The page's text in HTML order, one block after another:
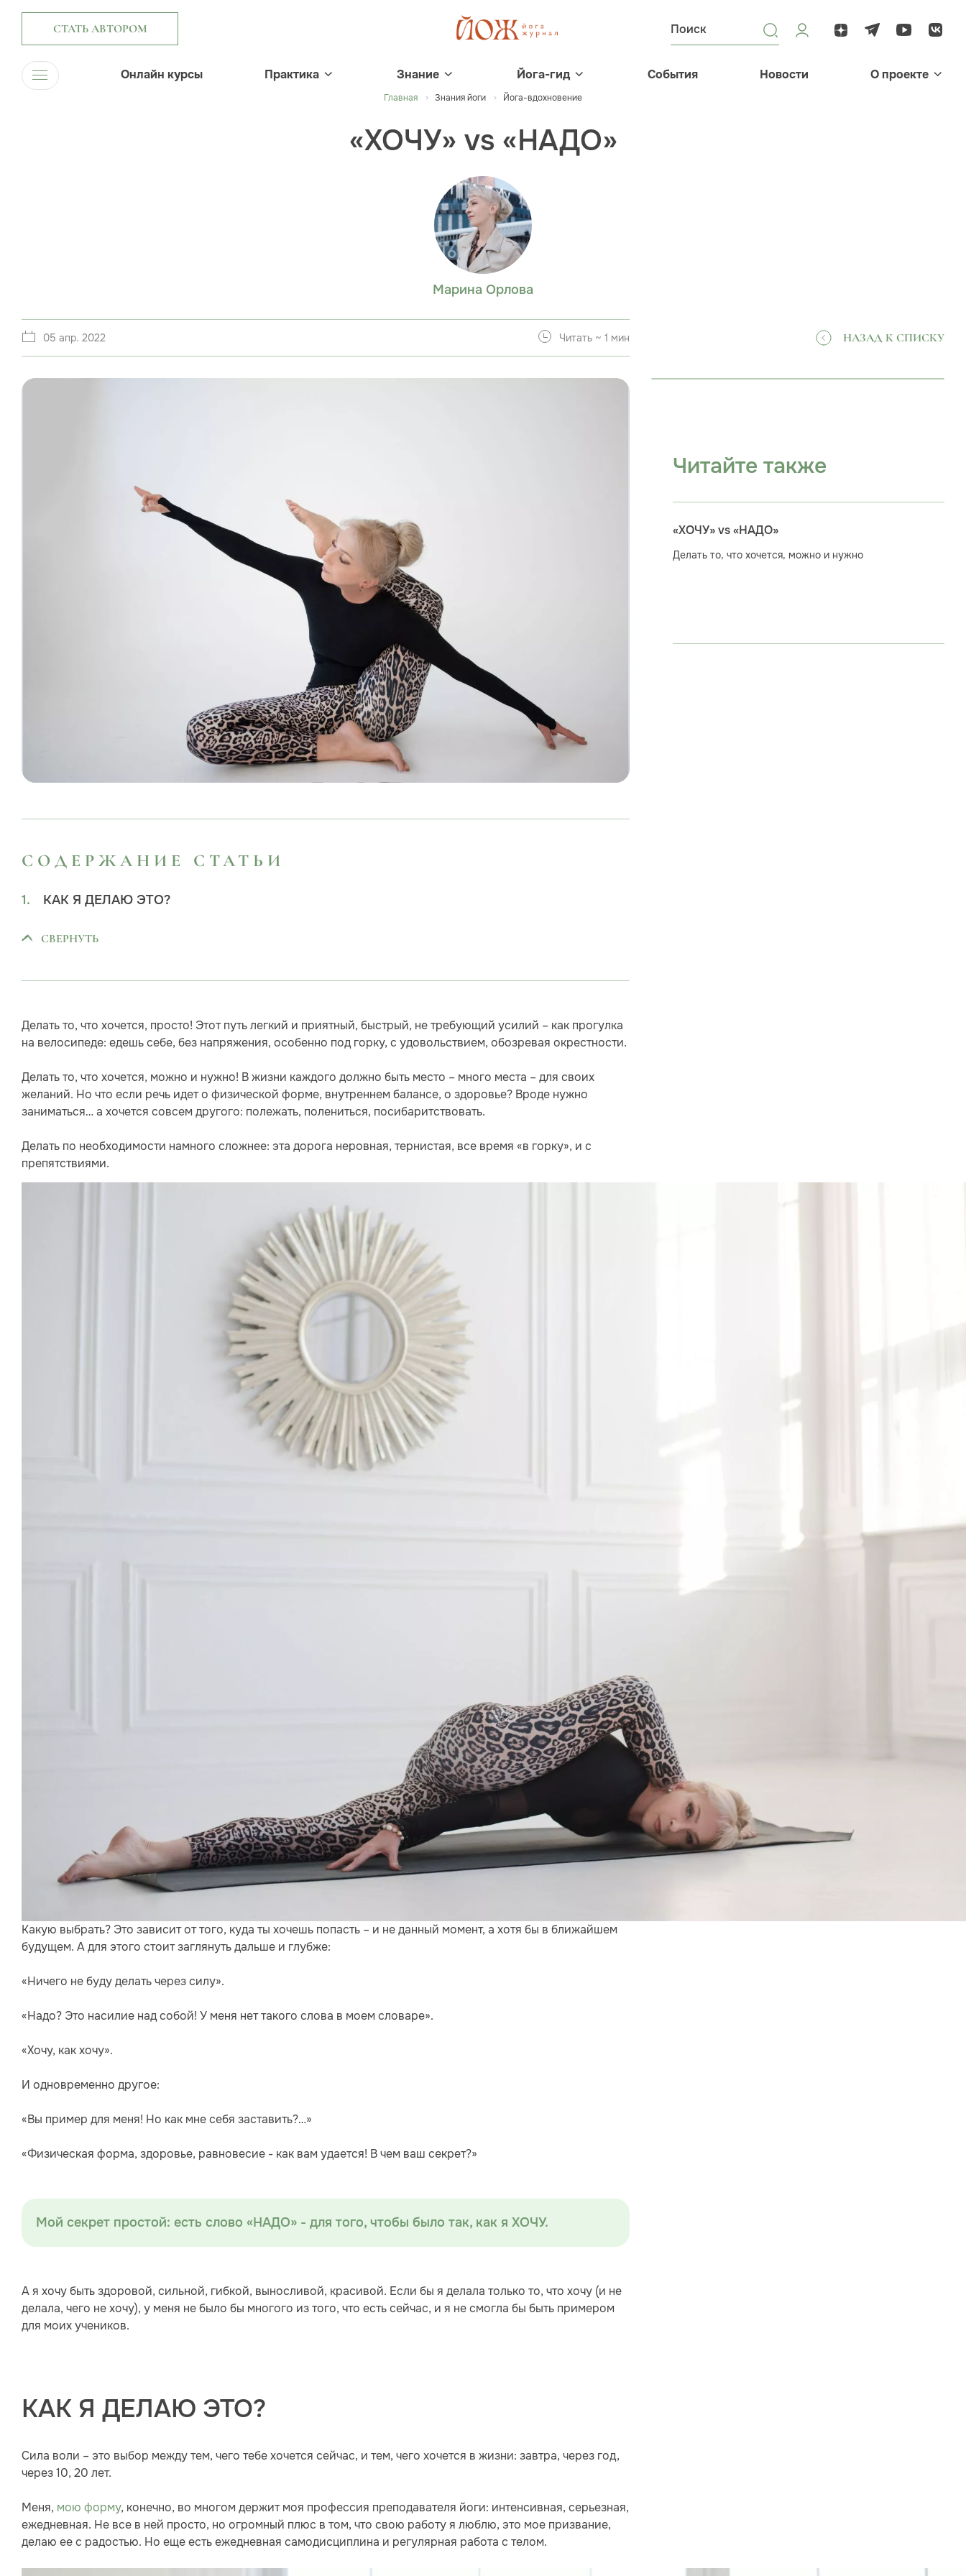
СТАТЬ АВТОРОМ
Онлайн курсы Практика Знание Йога-гид События Новости О проекте
Главная Знания йоги Йога-вдохновение
«ХОЧУ» vs «НАДО»
Марина Орлова
05 апр. 2022 Читать ~ 1 мин НАЗАД К СПИСКУ
СОДЕРЖАНИЕ СТАТЬИ
КАК Я ДЕЛАЮ ЭТО?
СВЕРНУТЬ
Делать то, что хочется, просто! Этот путь легкий и приятный, быстрый, не требующий усилий – как прогулка
на велосипеде: едешь себе, без напряжения, особенно под горку, с удовольствием, обозревая окрестности.
Делать то, что хочется, можно и нужно! В жизни каждого должно быть место – много места – для своих
желаний. Но что если речь идет о физической форме, внутреннем балансе, о здоровье? Вроде нужно
заниматься… а хочется совсем другого: полежать, полениться, посибаритствовать.
Делать по необходимости намного сложнее: эта дорога неровная, тернистая, все время «в горку», и с
препятствиями.
Какую выбрать? Это зависит от того, куда ты хочешь попасть – и не данный момент, а хотя бы в ближайшем
будущем. А для этого стоит заглянуть дальше и глубже:
«Ничего не буду делать через силу».
«Надо? Это насилие над собой! У меня нет такого слова в моем словаре».
«Хочу, как хочу».
И одновременно другое:
«Вы пример для меня! Но как мне себя заставить?…»
«Физическая форма, здоровье, равновесие - как вам удается! В чем ваш секрет?»
Мой секрет простой: есть слово «НАДО» - для того, чтобы было так, как я ХОЧУ.
А я хочу быть здоровой, сильной, гибкой, выносливой, красивой. Если бы я делала только то, что хочу (и не
делала, чего не хочу), у меня не было бы многого из того, что есть сейчас, и я не смогла бы быть примером
для моих учеников.
КАК Я ДЕЛАЮ ЭТО?
Сила воли – это выбор между тем, чего тебе хочется сейчас, и тем, чего хочется в жизни: завтра, через год,
через 10, 20 лет.
Меня, мою форму, конечно, во многом держит моя профессия преподавателя йоги: интенсивная, серьезная,
ежедневная. Не все в ней просто, но огромный плюс в том, что свою работу я люблю, это мое призвание,
делаю ее с радостью. Но еще есть ежедневная самодисциплина и регулярная работа с телом.
Читайте также
«ХОЧУ» vs «НАДО»
Делать то, что хочется, можно и нужно